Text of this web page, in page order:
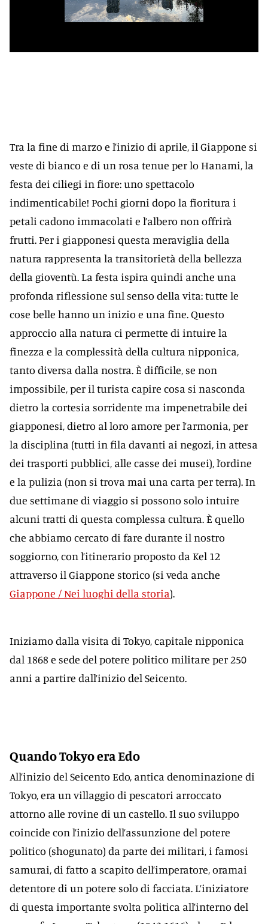
Tra la fine di marzo e l’inizio di aprile, il Giappone si
veste di bianco e di un rosa tenue per lo Hanami, la
festa dei ciliegi in fiore: uno spettacolo
indimenticabile! Pochi giorni dopo la fioritura i
petali cadono immacolati e l’albero non offrirà
frutti. Per i giapponesi questa meraviglia della
natura rappresenta la transitorietà della bellezza
della gioventù. La festa ispira quindi anche una
profonda riflessione sul senso della vita: tutte le
cose belle hanno un inizio e una fine. Questo
approccio alla natura ci permette di intuire la
finezza e la complessità della cultura nipponica,
tanto diversa dalla nostra. È difficile, se non
impossibile, per il turista capire cosa si nasconda
dietro la cortesia sorridente ma impenetrabile dei
giapponesi, dietro al loro amore per l’armonia, per
la disciplina (tutti in fila davanti ai negozi, in attesa
dei trasporti pubblici, alle casse dei musei), l’ordine
e la pulizia (non si trova mai una carta per terra). In
due settimane di viaggio si possono solo intuire
alcuni tratti di questa complessa cultura. È quello
che abbiamo cercato di fare durante il nostro
soggiorno, con l’itinerario proposto da Kel 12
attraverso il Giappone storico (si veda anche
Giappone / Nei luoghi della storia).
Iniziamo dalla visita di Tokyo, capitale nipponica
dal 1868 e sede del potere politico militare per 250
anni a partire dall’inizio del Seicento.
Quando Tokyo era Edo
All’inizio del Seicento Edo, antica denominazione di
Tokyo, era un villaggio di pescatori arroccato
attorno alle rovine di un castello. Il suo sviluppo
coincide con l’inizio dell’assunzione del potere
politico (shogunato) da parte dei militari, i famosi
samurai, di fatto a scapito dell’imperatore, oramai
detentore di un potere solo di facciata. L’iniziatore
di questa importante svolta politica all’interno del